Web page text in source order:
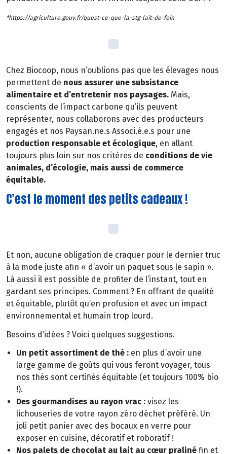
*https://agriculture.gouv.fr/quest-ce-que-la-stg-lait-de-foin
Chez Biocoop, nous n’oublions pas que les élevages nous
permettent de nous assurer une subsistance
alimentaire et d’entretenir nos paysages. Mais,
conscients de l’impact carbone qu’ils peuvent
représenter, nous collaborons avec des producteurs
engagés et nos Paysan.ne.s Associ.é.e.s pour une
production responsable et écologique, en allant
toujours plus loin sur nos critères de conditions de vie
animales, d’écologie, mais aussi de commerce
équitable.
C’est le moment des petits cadeaux !
Et non, aucune obligation de craquer pour le dernier truc
à la mode juste afin « d’avoir un paquet sous le sapin ».
Là aussi il est possible de profiter de l’instant, tout en
gardant ses principes. Comment ? En offrant de qualité
et équitable, plutôt qu’en profusion et avec un impact
environnemental et humain trop lourd.
Besoins d’idées ? Voici quelques suggestions.
Un petit assortiment de thé : en plus d’avoir une
large gamme de goûts qui vous feront voyager, tous
nos thés sont certifiés équitable (et toujours 100% bio
!).
Des gourmandises au rayon vrac : visez les
lichouseries de votre rayon zéro déchet préféré. Un
joli petit panier avec des bocaux en verre pour
exposer en cuisine, décoratif et roboratif !
Nos palets de chocolat au lait au cœur praliné fin et